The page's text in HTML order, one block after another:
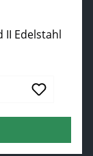
II Edelstahl